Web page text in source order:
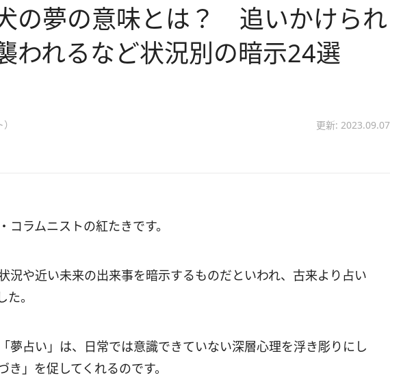
犬の夢の意味とは？ 追いかけられ
われるなど状況別の暗示24選
更新: 2023.09.07
コラムニストの紅たきです。
況や近い未来の出来事を暗示するものだといわれ、古来より占い
。
夢占い」は、日常では意識できていない深層心理を浮き彫りにし
き」を促してくれるのです。